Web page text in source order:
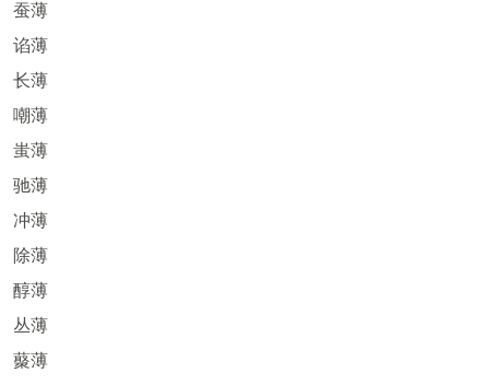
蚕薄
谄薄
长薄
嘲薄
蚩薄
驰薄
冲薄
除薄
醇薄
丛薄
藂薄